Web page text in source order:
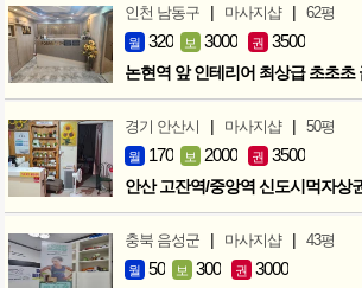
인천 남동구 | 마사지샵 | 62평
월 320 보 3000 권 3500
논현역 앞 인테리어 최상급 초초초
경기 안산시 | 마사지샵 | 50평
월 170 보 2000 권 3500
안산 고잔역/중앙역 신도시먹자상
충북 음성군 | 마사지샵 | 43평
월 50 보 300 권 3000